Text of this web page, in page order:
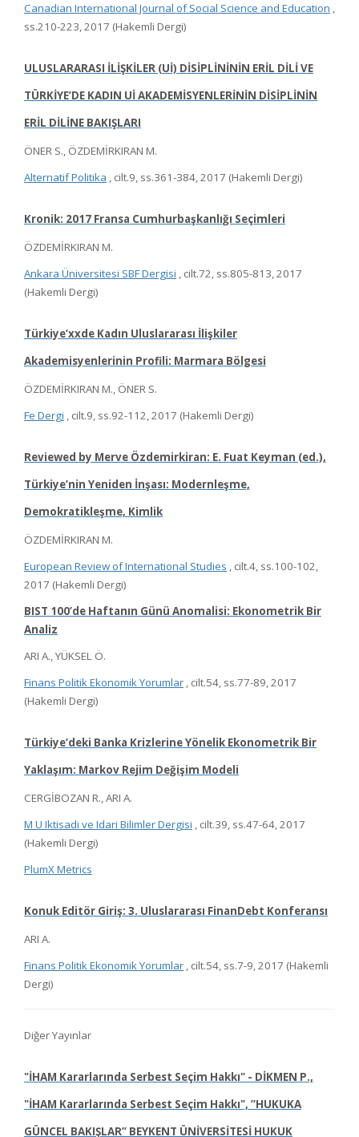
Canadian International Journal of Social Science and Education ,
ss.210-223, 2017 (Hakemli Dergi)
ULUSLARARASI İLİŞKİLER (Uİ) DİSİPLİNİNİN ERİL DİLİ VE
TÜRKİYE’DE KADIN Uİ AKADEMİSYENLERİNİN DİSİPLİNİN
ERİL DİLİNE BAKIŞLARI
ÖNER S., ÖZDEMİRKIRAN M.
Alternatif Politika , cilt.9, ss.361-384, 2017 (Hakemli Dergi)
Kronik: 2017 Fransa Cumhurbaşkanlığı Seçimleri
ÖZDEMİRKIRAN M.
Ankara Üniversitesi SBF Dergisi , cilt.72, ss.805-813, 2017
(Hakemli Dergi)
Türkiye’xxde Kadın Uluslararası İlişkiler
Akademisyenlerinin Profili: Marmara Bölgesi
ÖZDEMİRKIRAN M., ÖNER S.
Fe Dergi , cilt.9, ss.92-112, 2017 (Hakemli Dergi)
Reviewed by Merve Özdemirkiran: E. Fuat Keyman (ed.),
Türkiye’nin Yeniden İnşası: Modernleşme,
Demokratikleşme, Kimlik
ÖZDEMİRKIRAN M.
European Review of International Studies , cilt.4, ss.100-102,
2017 (Hakemli Dergi)
BIST 100’de Haftanın Günü Anomalisi: Ekonometrik Bir
Analiz
ARI A., YÜKSEL Ö.
Finans Politik Ekonomik Yorumlar , cilt.54, ss.77-89, 2017
(Hakemli Dergi)
Türkiye’deki Banka Krizlerine Yönelik Ekonometrik Bir
Yaklaşım: Markov Rejim Değişim Modeli
CERGİBOZAN R., ARI A.
M U Iktisadi ve Idari Bilimler Dergisi , cilt.39, ss.47-64, 2017
(Hakemli Dergi)
PlumX Metrics
Konuk Editör Giriş: 3. Uluslararası FinanDebt Konferansı
ARI A.
Finans Politik Ekonomik Yorumlar , cilt.54, ss.7-9, 2017 (Hakemli
Dergi)
Diğer Yayınlar
"İHAM Kararlarında Serbest Seçim Hakkı" - DİKMEN P.,
"İHAM Kararlarında Serbest Seçim Hakkı", ”HUKUKA
GÜNCEL BAKIŞLAR” BEYKENT ÜNİVERSİTESİ HUKUK